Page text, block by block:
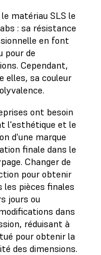
matériau SLS le
: sa résistance
en font
pour de
Cependant,
elles, sa couleur
ont besoin
l'esthétique et le
d'une marque
finale dans le
Changer de
pour obtenir
les pièces finales
jours ou
dans
réduisant à
pour obtenir la
des dimensions.